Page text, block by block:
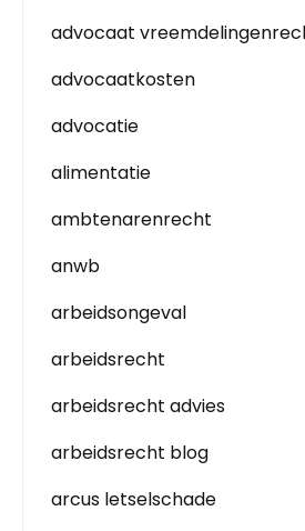
advocaat
advocaatkosten
advocatie
alimentatie
ambtenarenrecht
anwb
arbeidsongeval
arbeidsrecht
arbeidsrecht advies
arbeidsrecht blog
arcus letselschade